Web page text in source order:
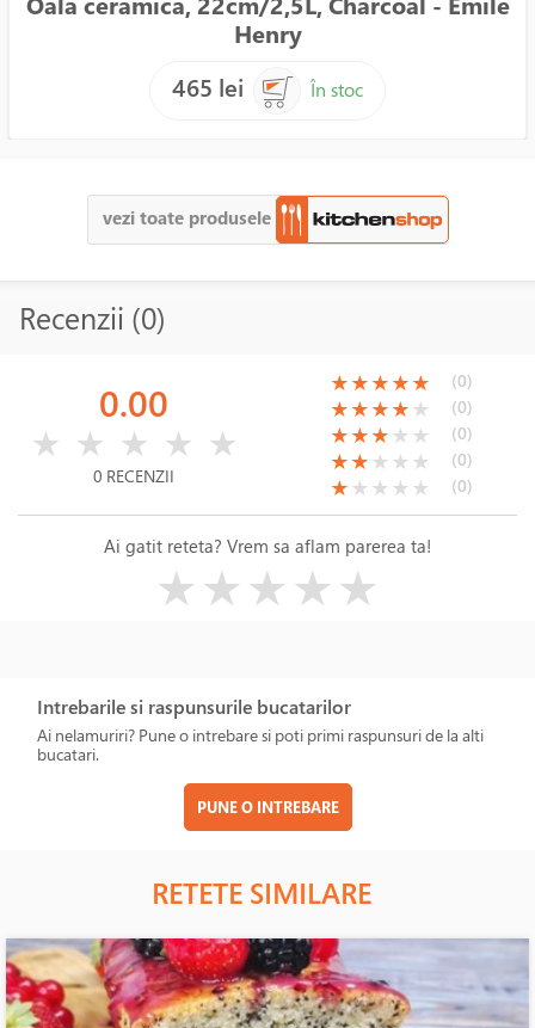
Henry
465 lei
În stoc
vezi toate produsele
Recenzii (0)
0.00
★ ★ ★ ★ ★
0 RECENZII
(*)
★(*)
★(*)
★(*)
★(*)
★ (0)
(*)
★(*)
★(*)
★(*)
★( )
★ (0)
(*)
★(*)
★(*)
★( )
★ ( )
★ (0)
(*)
★(*)
★( )
★ ( )
★ ( )
★ (0)
(*)
★( )
★ ( )
★ ( )
★ ( )
★ (0)
Ai gatit reteta? Vrem sa aflam parerea ta!
★★★★★
Intrebarile si raspunsurile bucatarilor
Ai nelamuriri? Pune o intrebare si poti primi raspunsuri de la alti
bucatari.
PUNE O INTREBARE
RETETE SIMILARE